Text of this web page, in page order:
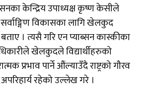
केन्द्रिय उपाध्यक्ष कृष्ण केसीले
विकासका लागि खेलकुद
। त्यसै गरि एन प्याब्सन कास्कीका
खेलकुदले विद्यार्थीहरुको
प्रभाव पार्ने औंल्याउँदै राष्ट्रको गौरव
रहेको उल्लेख गरे ।